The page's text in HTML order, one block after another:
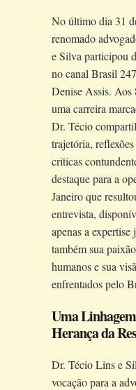
No último dia 31
renomado
e Silva participou
no canal Brasil
Denise Assis. Aos
uma carreira
Dr. Técio
trajetória,
críticas
destaque para a
Janeiro que
entrevista,
apenas a
também sua
humanos e sua
enfrentados pelo
Uma
Herança da
Dr. Técio Lins e
vocação para a